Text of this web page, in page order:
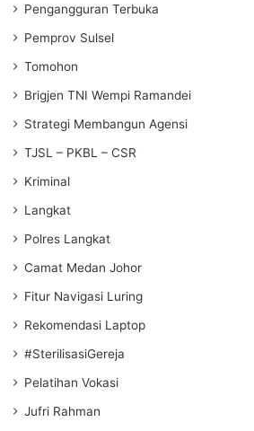
Pengangguran Terbuka
Pemprov Sulsel
Tomohon
Brigjen TNI Wempi Ramandei
Strategi Membangun Agensi
TJSL – PKBL – CSR
Kriminal
Langkat
Polres Langkat
Camat Medan Johor
Fitur Navigasi Luring
Rekomendasi Laptop
#SterilisasiGereja
Pelatihan Vokasi
Jufri Rahman